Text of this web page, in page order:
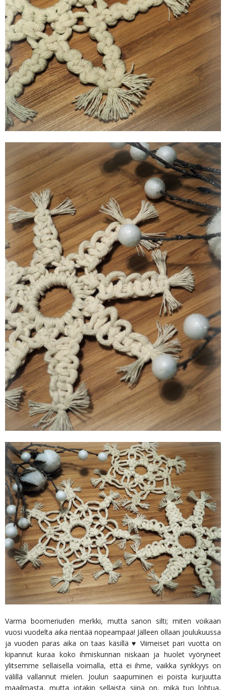
Varma boomeriuden merkki, mutta sanon silti; miten voikaan
vuosi vuodelta aika rientää nopeampaa! Jälleen ollaan joulukuussa
ja vuoden paras aika on taas käsillä ♥ Viimeiset pari vuotta on
kipannut kuraa koko ihmiskunnan niskaan ja huolet vyöryneet
ylitsemme sellaisella voimalla, että ei ihme, vaikka synkkyys on
välillä vallannut mielen. Joulun saapuminen ei poista kurjuutta
maailmasta, mutta jotakin sellaista siinä on, mikä tuo lohtua,